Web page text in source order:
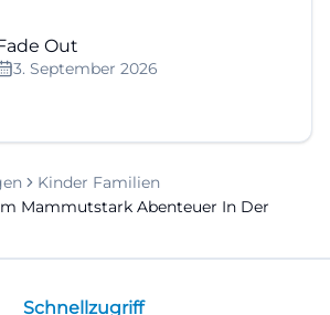
Out
3. September 2026
Kinder Familien
Mammutstark Abenteuer In Der
Schnellzugriff